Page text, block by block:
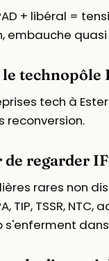
+ libéral =
embauche
technopôle
tech à
reconversion.
de regarder
rares non
TIP, TSSR,
s'enferment